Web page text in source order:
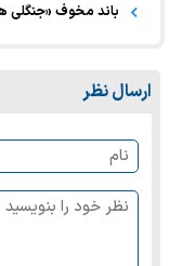
باند مخوف «جنگلی
ارسال نظر